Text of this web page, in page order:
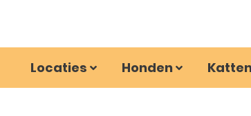
Locaties Honden